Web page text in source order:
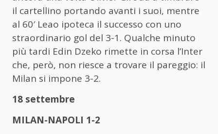
il cartellino portando avanti i suoi, mentre
al 60′ Leao ipoteca il successo con uno
straordinario gol del 3-1. Qualche minuto
più tardi Edin Dzeko rimette in corsa l’Inter
che, però, non riesce a trovare il pareggio: il
Milan si impone 3-2.
18 settembre
MILAN-NAPOLI 1-2